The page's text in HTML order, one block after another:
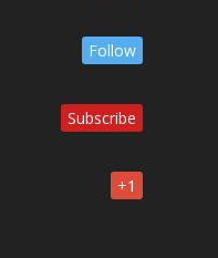
Follow
Subscribe
+1